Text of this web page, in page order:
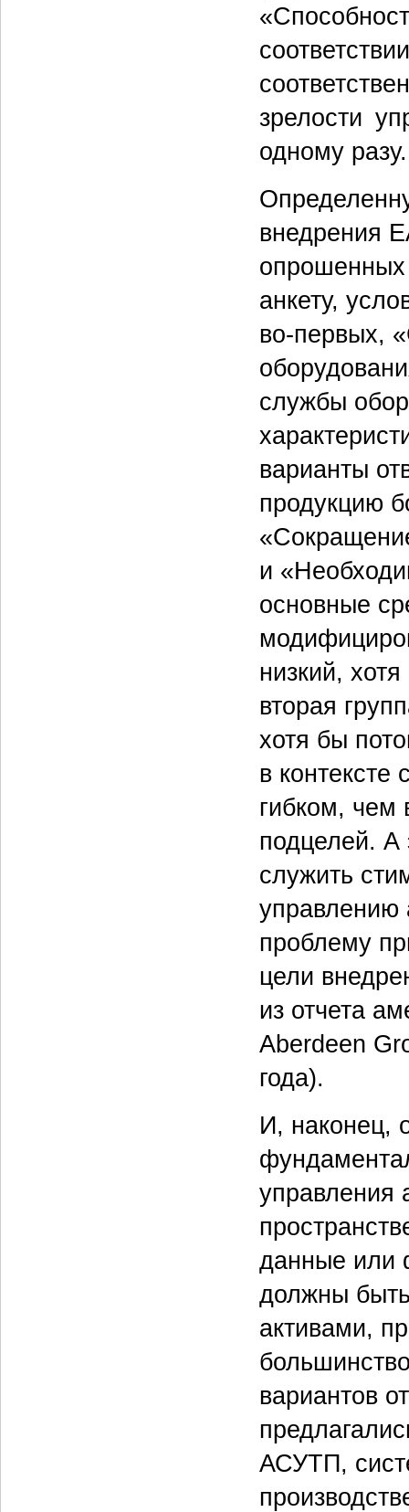
зрелос­ти
одному разу.
внедрения
опрошенных
анкету,
во-первых,
службы
варианты
продукцию
и
основные
низкий,
вторая
хотя бы
в
гибком, чем
подцелей.
служить
управлению
проблему
цели
из отчета
Aberdeen
года).
И, наконец,
управления
данные или
должны
активами,
вариантов
АСУТП,